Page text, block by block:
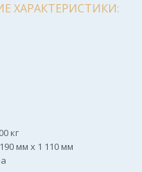
ХАРАКТЕРИСТИКИ:
кг
мм х 1 110 мм